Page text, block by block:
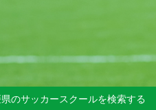
のサッカースクールを検索する